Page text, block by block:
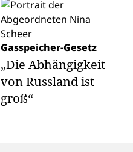
Gasspeicher-Gesetz
„Die Abhängigkeit
von Russland ist
groß“